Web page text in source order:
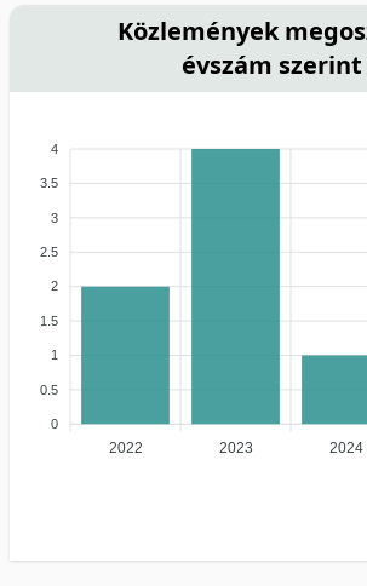
Közlemények
évszám szerint
4
3.5
3
2.5
2
1.5
1
0.5
0
2022 2023 2024